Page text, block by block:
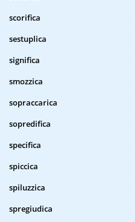
scorifica
sestuplica
significa
smozzica
sopraccarica
sopredifica
specifica
spiccica
spiluzzica
spregiudica